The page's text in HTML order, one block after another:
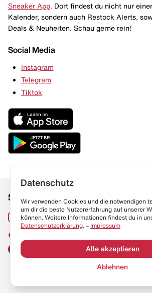
Sneaker App . Dort findest du nicht nur
Kalender, sondern auch Restock Alerts,
Deals & Neuheiten. Schau gerne rein!
Social Media
Instagram
Telegram
Tiktok
Social Media
Instagram
Links
Sneaker
Resell Guide
Datenschutz
Datenschutz
Wir verwenden Cookies und die notwendigen
um dir die beste Nutzererfahrung auf unserer
können. Weitere Informationen findest du in
Datenschutzerklärung. – Impressum
Alle akzeptieren
Ablehnen